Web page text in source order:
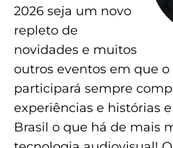
2026 seja um novo
repleto de
novidades e muitos
outros eventos em que
participará sempre
experiências e histórias
Brasil o que há de mais